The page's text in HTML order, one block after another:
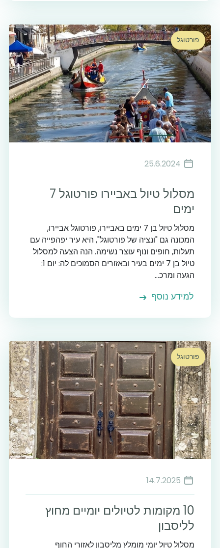
פורטוגל
25.6.2024
מסלול טיול באביירו פורטוגל 7
ימים
מסלול טיול בן 7 ימים באביירו, פורטוגל אביירו,
המכונה גם "ונציה של פורטוגל", היא עיר יפהפייה עם
תעלות, חופים ונוף עוצר נשימה. הנה הצעה למסלול
טיול בן 7 ימים בעיר ובאזורים הסמוכים לה: יום 1:
הגעה ומרכ...
למידע נוסף
פורטוגל
14.7.2025
10 מקומות לטיולים יומיים מחוץ
לליסבון
מסלול טיול יומי מומלץ מליסבון לאזורי החוף